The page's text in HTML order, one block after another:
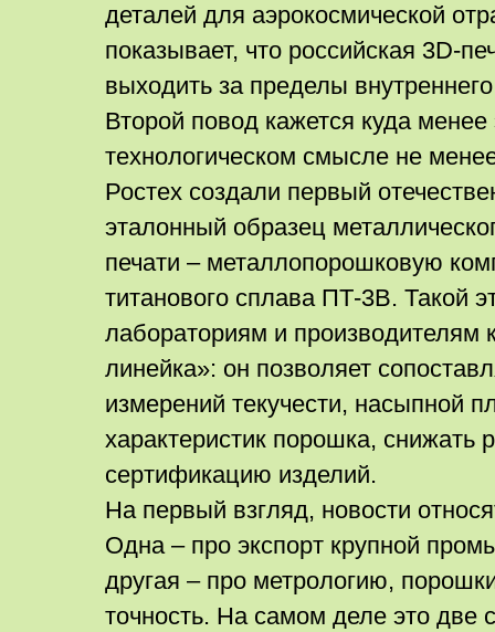
деталей для аэрокосмической
показывает, что российская 3D-
выходить за пределы
Второй повод кажется куда
технологическом смысле не
Ростех создали первый
эталонный образец
печати – металлопорошковую
титанового сплава ПТ-3В. Такой
лабораториям и производителям
линейка»: он позволяет
измерений текучести, насыпной
характеристик порошка, снижать
сертификацию изделий.
На первый взгляд, новости
Одна – про экспорт крупной
другая – про метрологию,
точность. На самом деле это две